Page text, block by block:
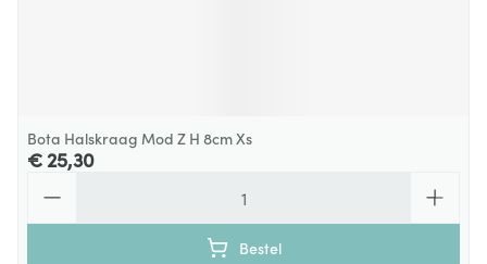
Bota Halskraag Mod Z H 8cm Xs
€ 25,30
Bestel